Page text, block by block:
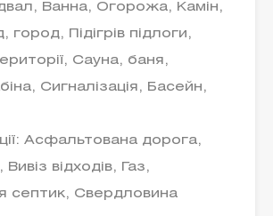
Ванна, Огорожа, Камін,
город, Підігрів підлоги,
Сауна, баня,
Сигналізація, Басейн,
Асфальтована дорога,
відходів, Газ,
септик, Свердловина